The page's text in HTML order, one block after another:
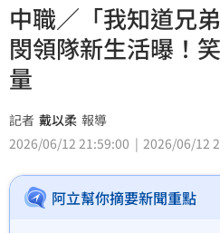
中職／「我知道兄
閔領隊新生活曝！
量
記者 戴以柔 報導
2026/06/12 21:59:00
2026/06/12
阿立幫你摘要新聞重點